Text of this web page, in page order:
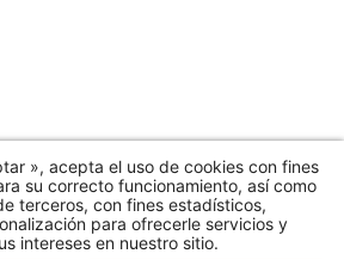
», acepta el uso de cookies con fines
su correcto funcionamiento, así como
terceros, con fines estadísticos,
para ofrecerle servicios y
intereses en nuestro sitio.